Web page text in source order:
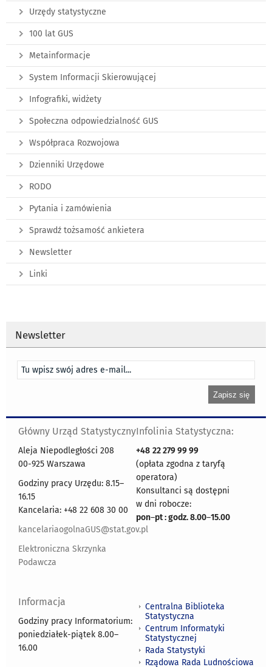
Urzędy statystyczne
100 lat GUS
Metainformacje
System Informacji Skierowującej
Infografiki, widżety
Społeczna odpowiedzialność GUS
Współpraca Rozwojowa
Dzienniki Urzędowe
RODO
Pytania i zamówienia
Sprawdź tożsamość ankietera
Newsletter
Linki
Newsletter
Główny Urząd Statystyczny
Aleja Niepodległości 208
00-925 Warszawa
Godziny pracy Urzędu: 8.15–
16.15
Kancelaria: +48 22 608 30 00
kancelariaogolnaGUS@stat.gov.pl
Elektroniczna Skrzynka
Podawcza
Infolinia Statystyczna:
+48 22 279 99 99
(opłata zgodna z taryfą
operatora)
Konsultanci są dostępni
w dni robocze:
pon–pt : godz. 8.00–15.00
Informacja
Godziny pracy Informatorium:
poniedziałek-piątek 8.00–
16.00
Centralna Biblioteka
Statystyczna
Centrum Informatyki
Statystycznej
Rada Statystyki
Rządowa Rada Ludnościowa